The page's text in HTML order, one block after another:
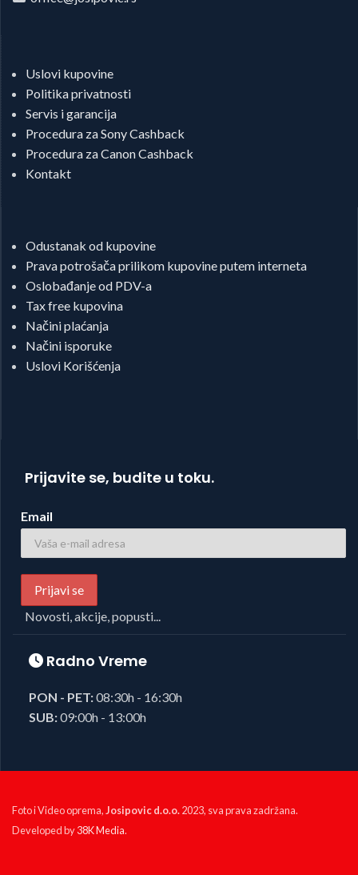
Uslovi kupovine
Politika privatnosti
Servis i garancija
Procedura za Sony Cashback
Procedura za Canon Cashback
Kontakt
Odustanak od kupovine
Prava potrošača prilikom kupovine putem interneta
Oslobađanje od PDV-a
Tax free kupovina
Načini plaćanja
Načini isporuke
Uslovi Korišćenja
Prijavite se, budite u toku.
Email
Novosti, akcije, popusti...
Radno Vreme
PON - PET:08:30h - 16:30h
SUB:09:00h - 13:00h
Foto i Video oprema,Josipovic d.o.o.2023, sva prava zadržana.
Developed by38K Media.